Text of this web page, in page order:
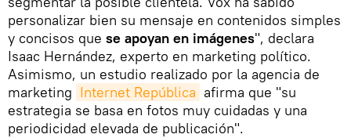
personalizar bien su mensaje en contenidos simples
y concisos que se apoyan en imágenes", declara
Isaac Hernández, experto en marketing político.
Asimismo, un estudio realizado por la agencia de
marketing Internet República afirma que "su
estrategia se basa en fotos muy cuidadas y una
periodicidad elevada de publicación".